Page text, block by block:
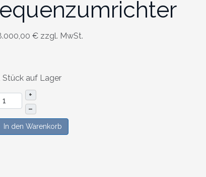
€ zzgl. MwSt.
Stück auf Lager
+
–
In den Warenkorb